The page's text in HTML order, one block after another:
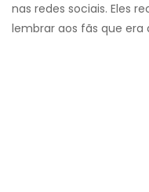
nas redes sociais. Eles
lembrar aos fãs que